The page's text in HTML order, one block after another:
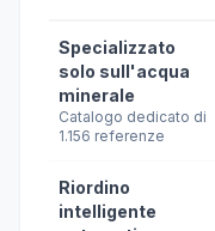
Specializzato
solo sull'acqua
minerale
Catalogo dedicato di
1.156 referenze
Riordino
intelligente